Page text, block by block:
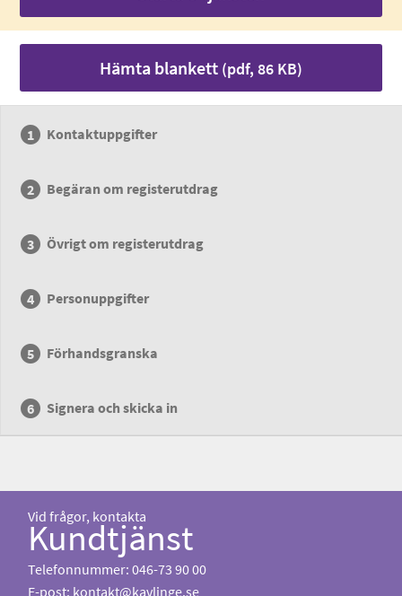
Hämta blankett (pdf, 86 KB)
Kontaktuppgifter
Begäran om registerutdrag
Övrigt om registerutdrag
Personuppgifter
Förhandsgranska
Signera och skicka in
Vid frågor, kontakta
Kundtjänst
Telefonnummer: 046-73 90 00
E-post: kontakt@kavlinge.se